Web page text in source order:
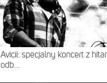
Avicii: specjalny koncert z
odb...